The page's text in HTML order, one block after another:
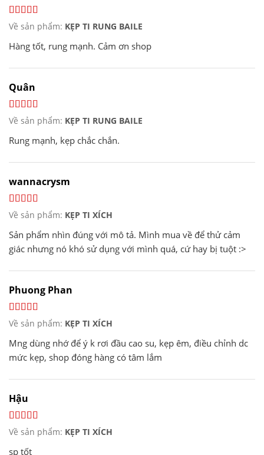
Về sản phẩm: KẸP TI RUNG BAILE
Hàng tốt, rung mạnh. Cảm ơn shop
Quân
Về sản phẩm: KẸP TI RUNG BAILE
Rung mạnh, kẹp chắc chắn.
wannacrysm
Về sản phẩm: KẸP TI XÍCH
Sản phẩm nhìn đúng với mô tả. Mình mua về để thử cảm
giác nhưng nó khó sử dụng với mình quá, cứ hay bị tuột :>
Phuong Phan
Về sản phẩm: KẸP TI XÍCH
Mng dùng nhớ để ý k rơi đầu cao su, kẹp êm, điều chỉnh dc
mức kẹp, shop đóng hàng có tâm lắm
Hậu
Về sản phẩm: KẸP TI XÍCH
sp tốt